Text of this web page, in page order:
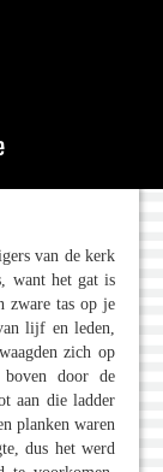
van de kerk
want het gat is
zware tas op je
lijf en leden,
zich op
door de
aan die ladder
planken waren
dus het werd